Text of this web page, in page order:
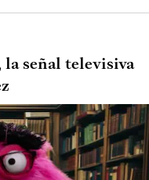
la señal televisiva